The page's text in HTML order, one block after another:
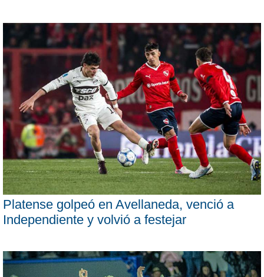
Platense golpeó en Avellaneda, venció a
Independiente y volvió a festejar